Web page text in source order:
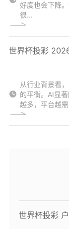
好度也会下降
很...
世界杯投彩
从行业背景看
的平衡。AI显
越多，平台越
世界杯投彩